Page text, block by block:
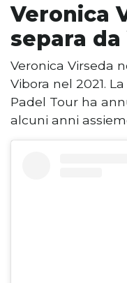
Veronica
separa da
Veronica Virseda
Vibora nel 2021.
Padel Tour ha
alcuni anni